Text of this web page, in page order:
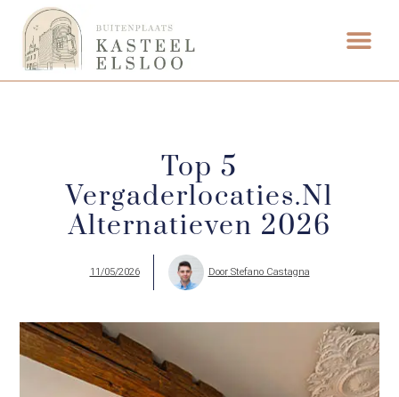
Top 5
Vergaderlocaties.nl
Alternatieven 2026
11/05/2026 DoorStefano Castagna